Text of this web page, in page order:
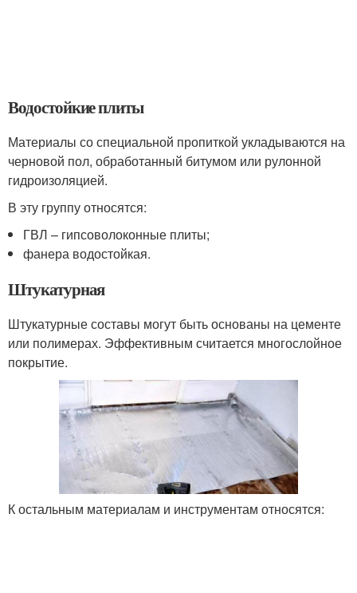
Водостойкие плиты
Материалы со специальной пропиткой укладываются на
черновой пол, обработанный битумом или рулонной
гидроизоляцией.
В эту группу относятся:
ГВЛ – гипсоволоконные плиты;
фанера водостойкая.
Штукатурная
Штукатурные составы могут быть основаны на цементе
или полимерах. Эффективным считается многослойное
покрытие.
К остальным материалам и инструментам относятся: